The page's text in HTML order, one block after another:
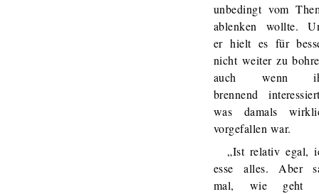
unbedingt vom
ablenken wollte.
er hielt es für
nicht weiter zu
auch wenn
brennend
was damals
vorgefallen war.
„Ist relativ egal,
esse alles. Aber
mal, wie geht